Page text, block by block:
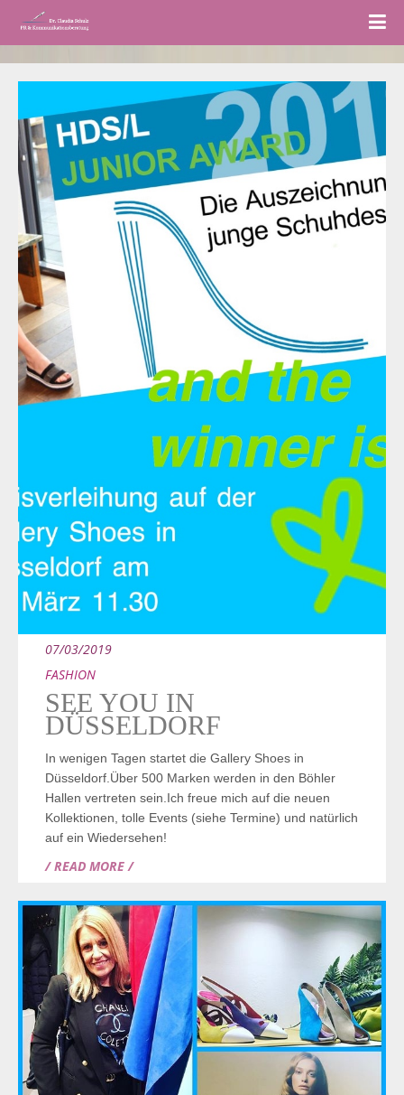
07/03/2019
FASHION
SEE YOU IN
DÜSSELDORF
In wenigen Tagen startet die Gallery Shoes in
Düsseldorf.Über 500 Marken werden in den Böhler
Hallen vertreten sein.Ich freue mich auf die neuen
Kollektionen, tolle Events (siehe Termine) und natürlich
auf ein Wiedersehen!
/ READ MORE /